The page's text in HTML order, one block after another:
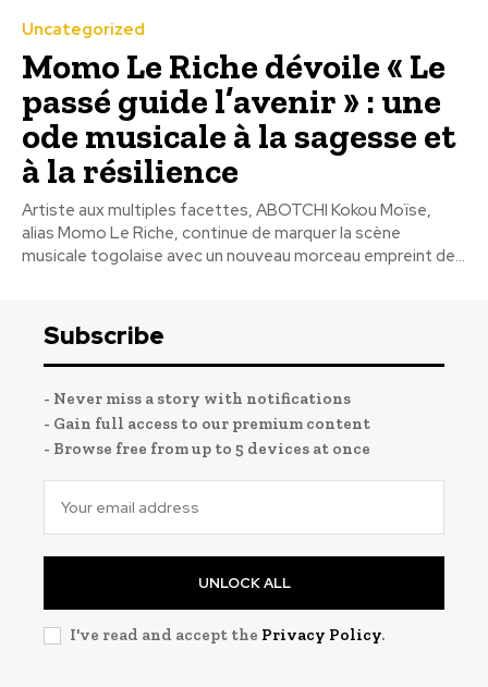
Uncategorized
Momo Le Riche dévoile « Le
passé guide l’avenir » : une
ode musicale à la sagesse et
à la résilience
Artiste aux multiples facettes, ABOTCHI Kokou Moïse,
alias Momo Le Riche, continue de marquer la scène
musicale togolaise avec un nouveau morceau empreint de...
Subscribe
- Never miss a story with notifications
- Gain full access to our premium content
- Browse free from up to 5 devices at once
UNLOCK ALL
I've read and accept the Privacy Policy.